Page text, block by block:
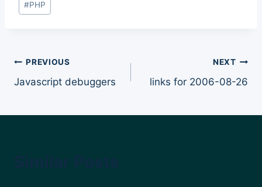
#PHP
Post
navigation
PREVIOUS
Javascript debuggers
NEXT
links for 2006-08-26